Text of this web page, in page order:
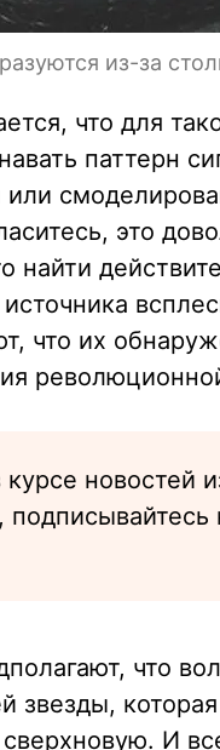
из-за
что для
паттерн
это
найти
что их
новостей
подписывайтесь
что
звезды,
сверхновую. И